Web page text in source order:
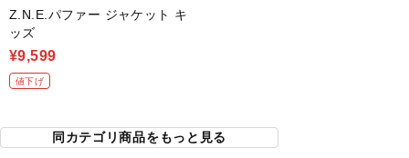
Z.N.E.パファー ジャケット キ
ッズ
¥9,599
値下げ
同カテゴリ商品をもっと見る